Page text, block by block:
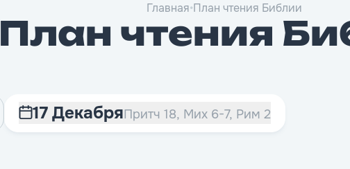
Главная•План чтения Библии
План чтения
17 ДекабряПритч 18, Мих 6-7, Рим 2